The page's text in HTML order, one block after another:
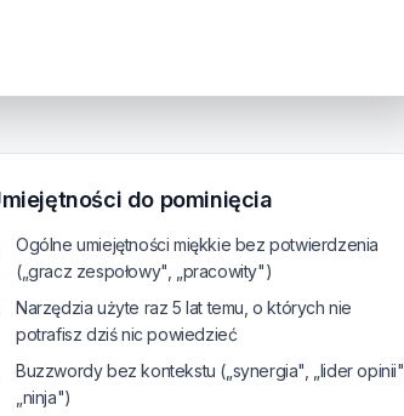
do pominięcia
Ogólne umiejętności miękkie bez potwierdzenia
(„gracz zespołowy", „pracowity")
Narzędzia użyte raz 5 lat temu, o których nie
potrafisz dziś nic powiedzieć
Buzzwordy bez kontekstu („synergia", „lider opinii",
„ninja")